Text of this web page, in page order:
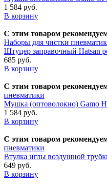
1 584 руб.
В корзину
С этим товаром
Наборы для чистки
Штуцер заправочный Hatsan
685 руб.
В корзину
С этим товаром
пневматики
Мушка (оптоволокно) Gamo
1 584 руб.
В корзину
С этим товаром
пневматики
Втулка иглы воздушной
649 руб.
В корзину